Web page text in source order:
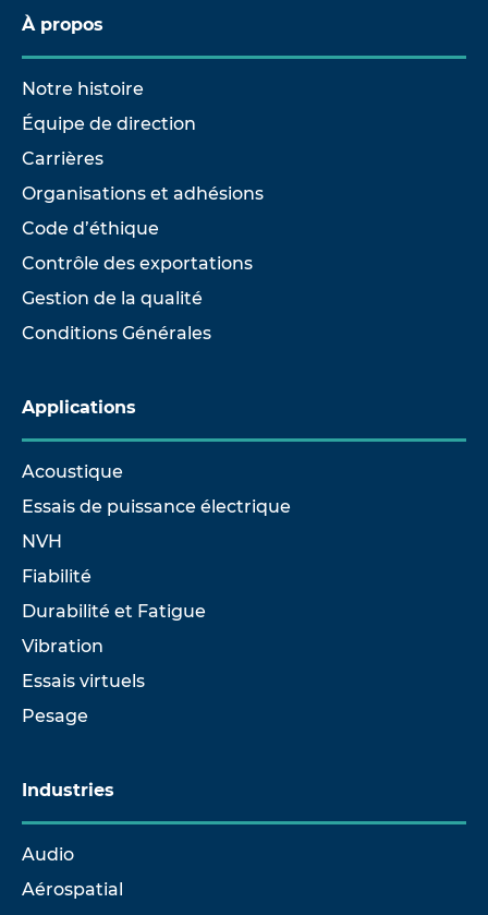
À propos
Notre histoire
Équipe de direction
Carrières
Organisations et adhésions
Code d’éthique
Contrôle des exportations
Gestion de la qualité
Conditions Générales
Applications
Acoustique
Essais de puissance électrique
NVH
Fiabilité
Durabilité et Fatigue
Vibration
Essais virtuels
Pesage
Industries
Audio
Aérospatial